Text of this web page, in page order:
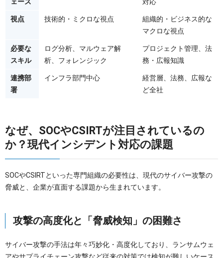
視点 技術的・ミクロな視点
組織的・ビジネス的な
マクロな視点
必要な
スキル
ログ分析、マルウェア解
析、フォレンジック
プロジェクト管理、法
務・広報知識
連携部
署
インフラ部門中心
経営層、法務、広報な
ど全社
なぜ、SOCやCSIRTが注目されているの
か？現代インシデント対応の課題
SOCやCSIRTといった専門組織の必要性は、現代のサイバー攻撃の
脅威と、企業が直面する課題から生まれています。
攻撃の高度化と「脅威検知」の困難さ
サイバー攻撃の手法は年々巧妙化・高度化しており、ランサムウェ
アやサプライチェーン攻撃など従来の対策では検知が難しいケース